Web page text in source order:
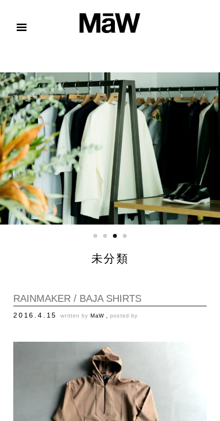
未分類
RAINMAKER / BAJA SHIRTS
2016.4.15 written by MaW , posted by